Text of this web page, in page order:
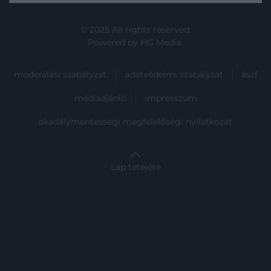
© 2025 All rights reserved.
Powered by HG Media.
moderálási szabályzat adatvédelmi szabályzat ászf
médiaajánló impresszum
akadálymentességi megfelelőségi nyilatkozat
Lap tetejére